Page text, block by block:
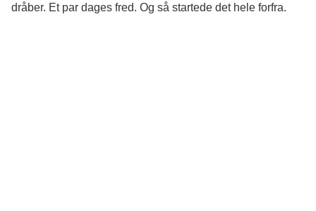
dråber. Et par dages fred. Og så startede det hele forfra.